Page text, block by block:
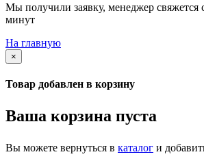
Мы получили заявку, менеджер свяжется
минут
На главную
×
Товар добавлен в корзину
Ваша корзина пуста
Вы можете вернуться в каталог и